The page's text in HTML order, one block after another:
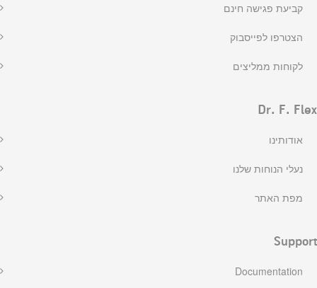
קביעת פגישה חינם
הצטרפו לפייסבוק
לקוחות ממליצים
Dr. F. Flex
אודותינו
נעלי הנוחות שלנו
מפת האתר
Support
Documentation